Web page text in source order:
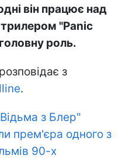
він працює над
"Panic
роль.
розповідає з
.
з Блер"
прем'єра одного з
90-х